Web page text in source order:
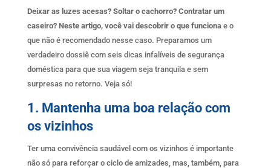
Deixar as luzes acesas? Soltar o cachorro? Contratar um
caseiro? Neste artigo, você vai descobrir o que funcionae o
que não é recomendado nesse caso. Preparamos um
verdadeiro dossiê com seis dicas infalíveis de segurança
doméstica para que sua viagem seja tranquila e sem
surpresas no retorno. Veja só!
1. Mantenha uma boa relação com
os vizinhos
Ter uma convivência saudável com os vizinhos é importante
não só para reforçar o ciclo de amizades, mas, também, para